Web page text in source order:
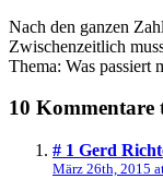
Nach den ganzen
Zwischenzeitlich
Thema: Was passiert
10 Kommentare
# 1 Gerd
März 26th, 2015